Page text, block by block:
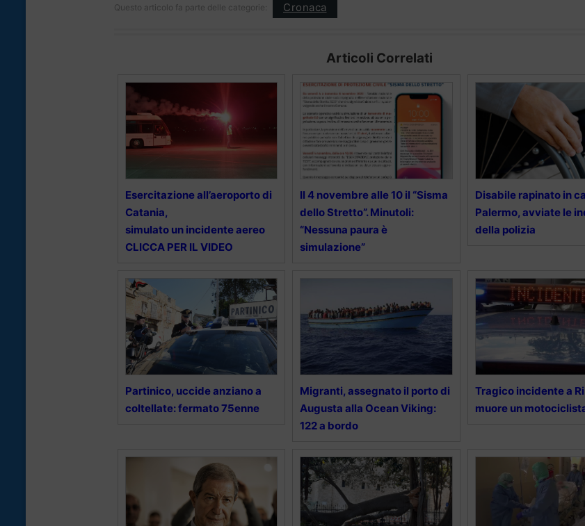
Questo articolo fa parte delle categorie: Cronaca
Articoli Correlati
Esercitazione all’aeroporto di
Catania,
simulato un incidente aereo
CLICCA PER IL VIDEO
Il 4 novembre alle 10 il “Sisma
dello Stretto”. Minutoli:
“Nessuna paura è
simulazione”
Disabile rapinato in
Palermo, avviate le
della polizia
Partinico, uccide anziano a
coltellate: fermato 75enne
Migranti, assegnato il porto di
Augusta alla Ocean Viking:
122 a bordo
Tragico incidente a
muore un